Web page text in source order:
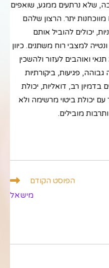
שלא נרתעים ממגע, שואפים
יתר. הרצון שלהם
יכולים להוביל אותם
למצבי רוח משתנים. כיוון
ואוהבים לעזור ולהשכין
גבוהה, פגיעות, ביקורתיות
בדמיון רב, דואליות, יכולת
יכולת ביטוי מרשימה ולא
מובילים.
הפוסט הקודם
מישאל